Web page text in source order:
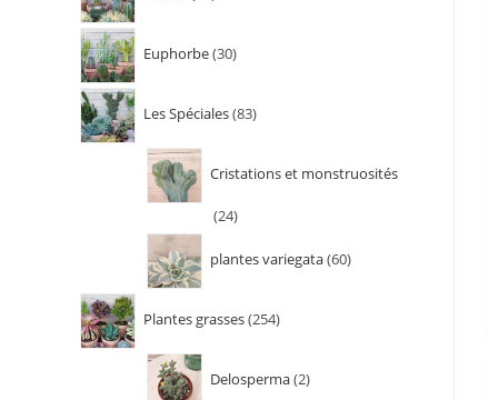
Euphorbe 30
Les Spéciales 83
Cristations et monstruosités
24
plantes variegata 60
Plantes grasses 254
Delosperma 2